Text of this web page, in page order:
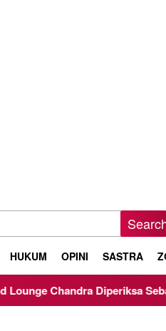
HUKUM OPINI SASTRA
Diperiksa Sebagai Saksi